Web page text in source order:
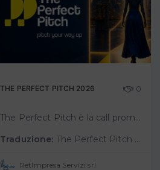
THE PERFECT PITCH 2026 0
The Perfect Pitch è la call promossa da RetImpresa, in collaborazione con il Ministero degli Affari Esteri e della Cooperazione Internazionale e con il supporto del Consolato Generale d’Italia a New York.L’iniziativa è finalizzat…
Traduzione: The Perfect Pitch is a call for proposals organized by RetImpresa, in collaboration with the Ministry of Foreign Affairs and International Cooperation, and with the support of the Consulate General of Italy in New York.The initiative…
RetImpresa Servizi srl